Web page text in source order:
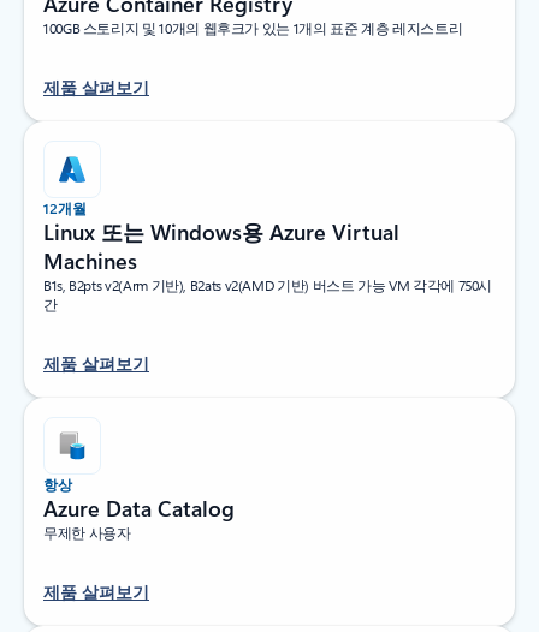
100GB 스토리지 및 10개의 웹후크가 있는 1개의 표준 계층 레지스트리
제품 살펴보기
12개월
Linux 또는 Windows용 Azure Virtual
Machines
B1s, B2pts v2(Arm 기반), B2ats v2(AMD 기반) 버스트 가능 VM 각각에 750시
간
제품 살펴보기
항상
Azure Data Catalog
무제한 사용자
제품 살펴보기